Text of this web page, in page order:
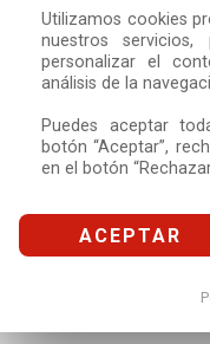
Utilizamos cookies
nuestros
personalizar el
análisis de la
Puedes aceptar
botón “Aceptar”,
en el botón
ACEPTAR